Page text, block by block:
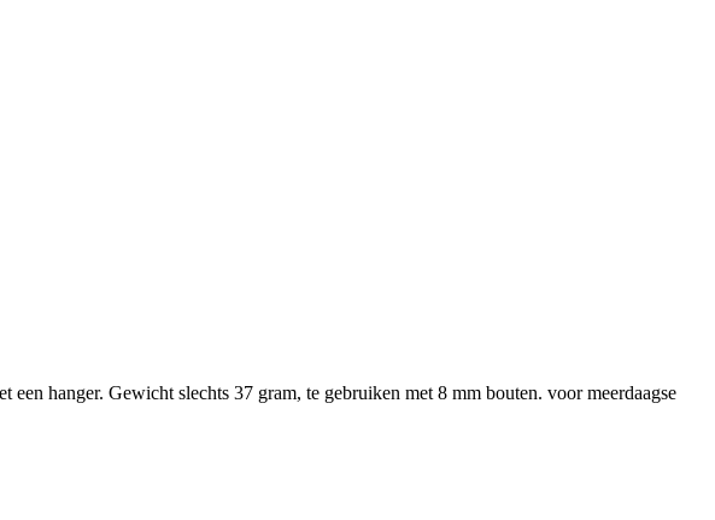
hanger. Gewicht slechts 37 gram, te gebruiken met 8 mm bouten. voor meerdaagse